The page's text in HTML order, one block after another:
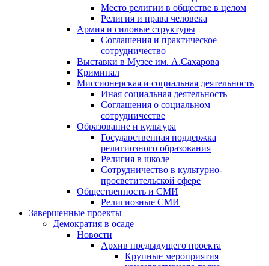
Место религии в обществе в целом
Религия и права человека
Армия и силовые структуры
Соглашения и практическое
сотрудничество
Выставки в Музее им. А.Сахарова
Криминал
Миссионерская и социальная деятельность
Иная социальная деятельность
Соглашения о социальном
сотрудничестве
Образование и культура
Государственная поддержка
религиозного образования
Религия в школе
Сотрудничество в культурно-
просветительской сфере
Общественность и СМИ
Религиозные СМИ
Завершенные проекты
Демократия в осаде
Новости
Архив предыдущего проекта
Крупные мероприятия